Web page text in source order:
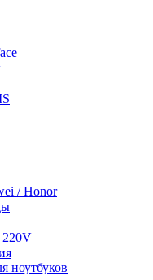
/ Honor
220V
ноутбуков